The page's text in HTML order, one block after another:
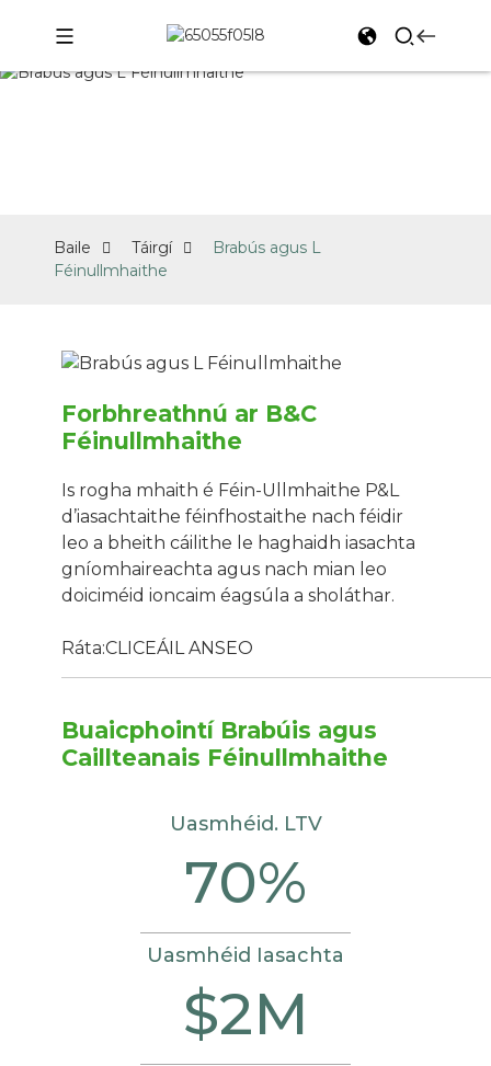
Baile Táirgí
Brabús agus L
Féinullmhaithe
Forbhreathnú ar B&C
Féinullmhaithe
Is rogha mhaith é Féin-Ullmhaithe P&L
d’iasachtaithe féinfhostaithe nach féidir
leo a bheith cáilithe le haghaidh iasachta
gníomhaireachta agus nach mian leo
doiciméid ioncaim éagsúla a sholáthar.
Ráta:CLICEÁIL ANSEO
Buaicphointí Brabúis agus
Caillteanais Féinullmhaithe
Uasmhéid. LTV
70%
Uasmhéid Iasachta
$2M